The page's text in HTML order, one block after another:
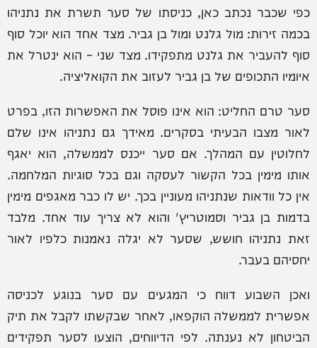
כפי שכבר נכתב כאן, כניסתו של סער תשרת את נתניהו
בכמה זירות: מול גלנט ומול בן גביר. מצד אחד הוא יוכל סוף
סוף להעביר את גלנט מתפקידו. מצד שני – הוא ינטרל את
איומיו התכופים של בן גביר לעזוב את הקואליציה.
סער טרם החליט: הוא אינו פוסל את האפשרות הזו, בפרט
לאור מצבו הבעיתי בסקרים. מאידך גם נתניהו אינו שלם
לחלוטין עם המהלך. אם סער ייכנס לממשלה, הוא יאגף
אותו מימין בכל הקשור לעסקה וגם בכל סוגיות המלחמה.
אין כל וודאות שנתניהו מעוניין בכך. יש לו כבר מאגפים מימין
בדמות בן גביר וסמוטריץ' והוא לא צריך עוד אחד. מלבד
זאת נתניהו חושש, שסער לא יגלה נאמנות כלפיו לאור
יחסיהם בעבר.
ואכן השבוע דווח כי המגעים עם סער בנוגע לכניסה
אפשרית לממשלה הוקפאו, לאחר שבקשתו לקבל את תיק
הביטחון לא נענתה. לפי הדיווחים, הוצעו לסער תפקידים